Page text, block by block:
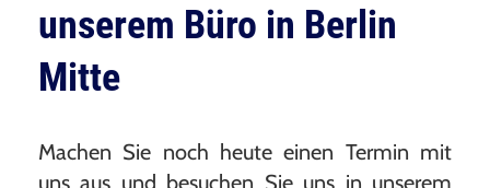
unserem Büro in Berlin
Mitte
Machen Sie noch heute einen Termin mit
uns aus und besuchen Sie uns in unserem